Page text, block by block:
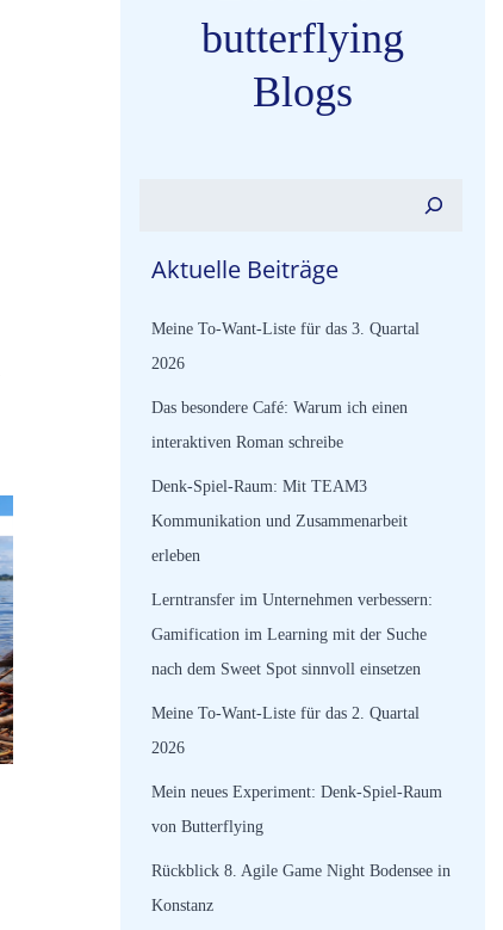
butterflying
Blogs
Aktuelle Beiträge
Meine To-Want-Liste für das 3. Quartal
2026
Das besondere Café: Warum ich einen
interaktiven Roman schreibe
Denk-Spiel-Raum: Mit TEAM3
Kommunikation und Zusammenarbeit
erleben
Lerntransfer im Unternehmen verbessern:
Gamification im Learning mit der Suche
nach dem Sweet Spot sinnvoll einsetzen
Meine To-Want-Liste für das 2. Quartal
2026
Mein neues Experiment: Denk-Spiel-Raum
von Butterflying
Rückblick 8. Agile Game Night Bodensee in
Konstanz